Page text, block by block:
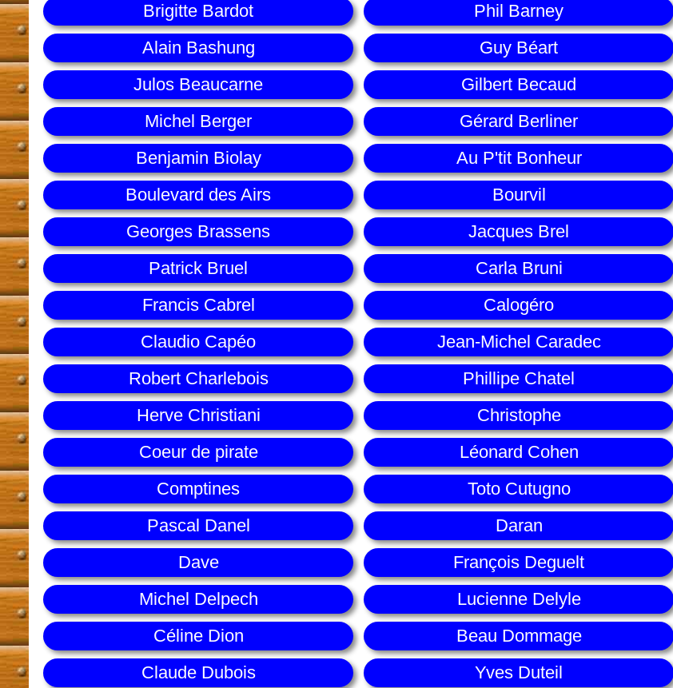
Brigitte Bardot
Phil Barney
Alain Bashung
Guy Béart
Julos Beaucarne
Gilbert Becaud
Michel Berger
Gérard Berliner
Benjamin Biolay
Au P'tit Bonheur
Boulevard des Airs
Bourvil
Georges Brassens
Jacques Brel
Patrick Bruel
Carla Bruni
Francis Cabrel
Calogéro
Claudio Capéo
Jean-Michel Caradec
Robert Charlebois
Phillipe Chatel
Herve Christiani
Christophe
Coeur de pirate
Léonard Cohen
Comptines
Toto Cutugno
Pascal Danel
Daran
Dave
François Deguelt
Michel Delpech
Lucienne Delyle
Céline Dion
Beau Dommage
Claude Dubois
Yves Duteil